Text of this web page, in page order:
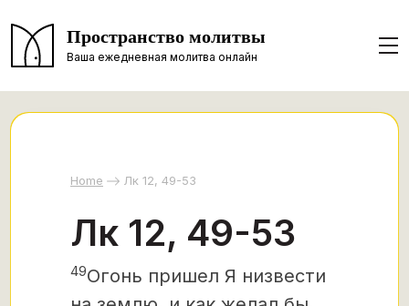
Пространство молитвы
Ваша ежедневная молитва онлайн
Home Лк 12, 49-53
Лк 12, 49-53
49Огонь пришел Я низвести